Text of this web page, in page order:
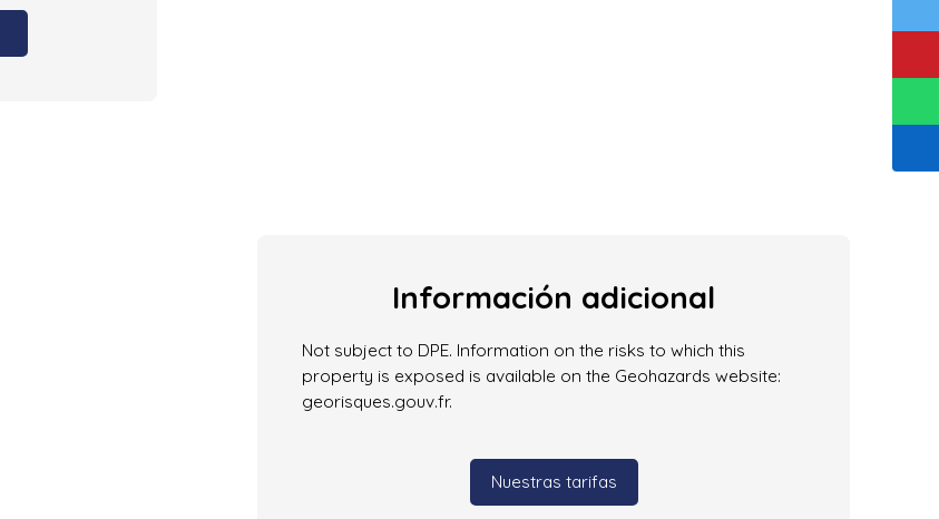
Información adicional
Not subject to DPE. Information on the risks to which this
property is exposed is available on the Geohazards website:
georisques.gouv.fr.
Nuestras tarifas